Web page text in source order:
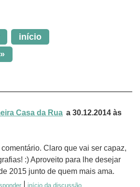
início
Casa da Rua a 30.12.2014 às
Claro que vai ser capaz,
:) Aproveito para lhe desejar
2015 junto de quem mais ama.
início da discussão